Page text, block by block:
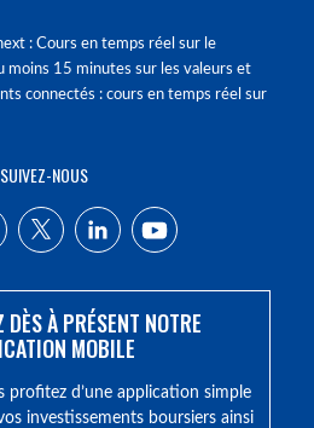
: Cours en temps réel sur le
moins 15 minutes sur les valeurs et
connectés : cours en temps réel sur
SUIVEZ-NOUS
DÈS À PRÉSENT NOTRE
MOBILE
profitez d’une application simple
investissements boursiers ainsi